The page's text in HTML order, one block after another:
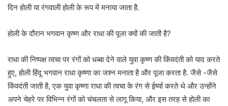
दिन होली या रंगवाली होली के रूप में मनाया जाता है.
होली के दौरान भगवान कृष्ण और राधा की पूजा क्यों की जाती है?
राधा की निष्पक्ष त्वचा पर रंगों को धब्बा देने वाले युवा कृष्ण की किंवदंती को याद करते
हुए, होली हिंदू भगवान राधा कृष्णा का जश्न मनाता है और पूजा करता है. जैसे -जैसे
किंवदंती जाती है, एक युवा कृष्णा राधा की त्वचा के रंग से ईर्ष्या करते थे और उन्होंने
अपने चेहरे पर विभिन्न रंगों को चंचलता से लागू किया, और इस तरह से होली का